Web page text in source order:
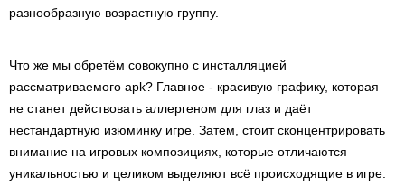
разнообразную возрастную группу.
Что же мы обретём совокупно с инсталляцией
рассматриваемого apk? Главное - красивую графику, которая
не станет действовать аллергеном для глаз и даёт
нестандартную изюминку игре. Затем, стоит сконцентрировать
внимание на игровых композициях, которые отличаются
уникальностью и целиком выделяют всё происходящие в игре.